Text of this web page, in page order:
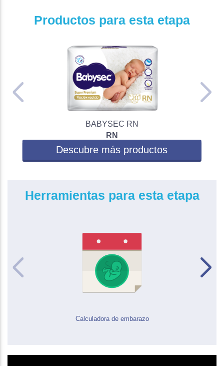
Productos para esta etapa
Descubre más productos
BABYSEC RN
RN
Herramientas para esta etapa
Calculadora de embarazo